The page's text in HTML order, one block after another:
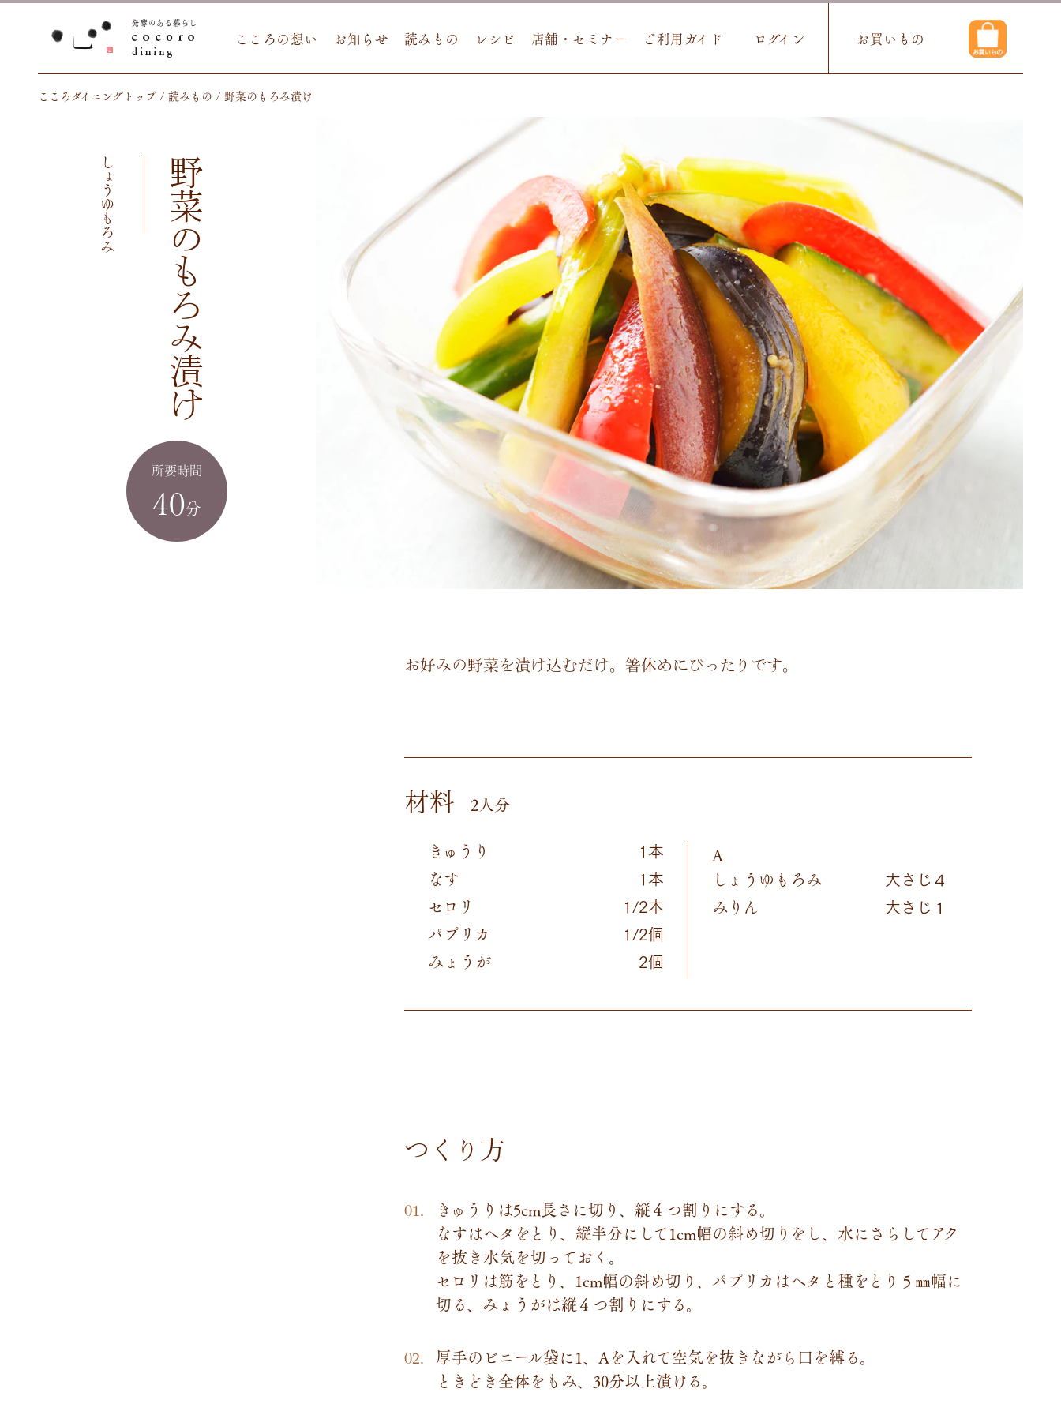
こころの想い お知らせ 読みもの レシピ 店舗・セミナー ご利用ガイド ログイン お買いもの
こころダイニングトップ 読みもの 野菜のもろみ漬け
しょうゆもろみ 野菜のもろみ漬け
所要時間
40分
お好みの野菜を漬け込むだけ。箸休めにぴったりです。
材料
2人分
きゅうり
1本
なす 1本
セロリ 1/2本
パプリカ 1/2個
みょうが 2個
A
しょうゆもろみ
大さじ４
みりん 大さじ１
つくり方
きゅうりは5cm長さに切り、縦４つ割りにする。
なすはヘタをとり、縦半分にして1cm幅の斜め切りをし、水にさらしてアク
を抜き水気を切っておく。
セロリは筋をとり、1cm幅の斜め切り、パプリカはヘタと種をとり５㎜幅に
切る、みょうがは縦４つ割りにする。
厚手のビニール袋に1、Aを入れて空気を抜きながら口を縛る。
ときどき全体をもみ、30分以上漬ける。